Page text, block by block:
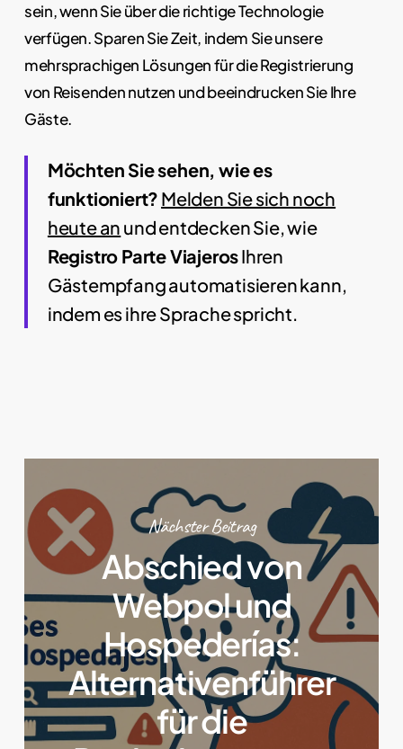
sein, wenn Sie über die richtige Technologie
verfügen. Sparen Sie Zeit, indem Sie unsere
mehrsprachigen Lösungen für die Registrierung
von Reisenden nutzen und beeindrucken Sie Ihre
Gäste.
Möchten Sie sehen, wie es
funktioniert? Melden Sie sich noch
heute an und entdecken Sie, wie
Registro Parte ViajerosIhren
Gästempfang automatisieren kann,
indem es ihre Sprache spricht.
Nächster Beitrag
Abschied von
Webpol und
Hospederías:
Alternativenführer
für die